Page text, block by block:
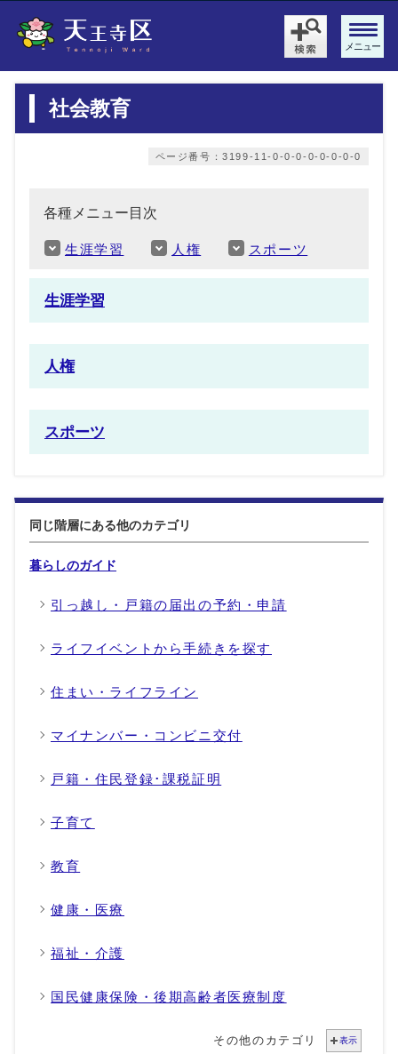
メニュー
社会教育
ページ番号：3199-11-0-0-0-0-0-0-0-0
各種メニュー目次
生涯学習 人権 スポーツ
生涯学習
人権
スポーツ
同じ階層にある他のカテゴリ
暮らしのガイド
引っ越し・戸籍の届出の予約・申請
ライフイベントから手続きを探す
住まい・ライフライン
マイナンバー・コンビニ交付
戸籍・住民登録･課税証明
子育て
教育
健康・医療
福祉・介護
国民健康保険・後期高齢者医療制度
その他のカテゴリ 表示